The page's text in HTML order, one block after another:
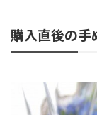
購入直後の手